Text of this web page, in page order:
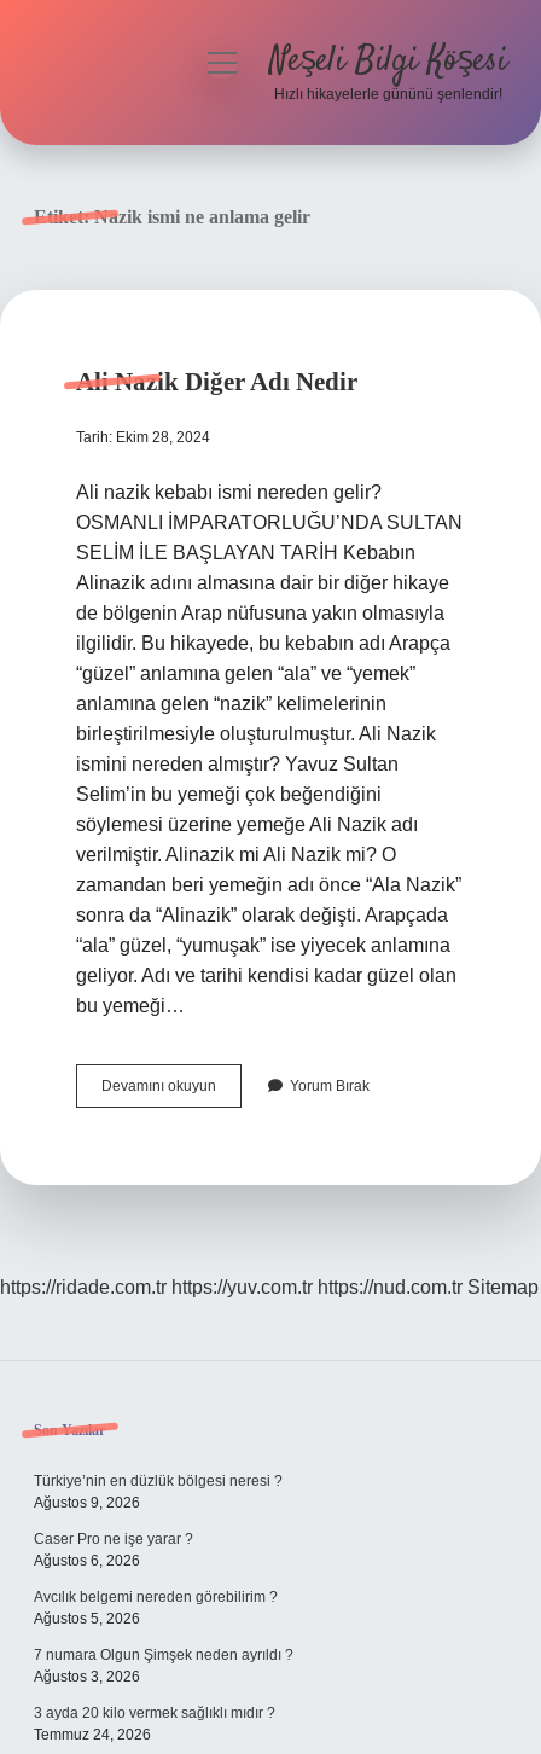
menüyüNeşeli Bilgi Köşesi
Hızlı hikayelerle gününü şenlendir!
Etiket:Nazik ismi ne anlama gelir
Ali Nazik Diğer Adı Nedir
Tarih: Ekim 28, 2024
Ali nazik kebabı ismi nereden gelir?
OSMANLI İMPARATORLUĞU’NDA SULTAN
SELİM İLE BAŞLAYAN TARİH Kebabın
Alinazik adını almasına dair bir diğer hikaye
de bölgenin Arap nüfusuna yakın olmasıyla
ilgilidir. Bu hikayede, bu kebabın adı Arapça
“güzel” anlamına gelen “ala” ve “yemek”
anlamına gelen “nazik” kelimelerinin
birleştirilmesiyle oluşturulmuştur. Ali Nazik
ismini nereden almıştır? Yavuz Sultan
Selim’in bu yemeği çok beğendiğini
söylemesi üzerine yemeğe Ali Nazik adı
verilmiştir. Alinazik mi Ali Nazik mi? O
zamandan beri yemeğin adı önce “Ala Nazik”
sonra da “Alinazik” olarak değişti. Arapçada
“ala” güzel, “yumuşak” ise yiyecek anlamına
geliyor. Adı ve tarihi kendisi kadar güzel olan
bu yemeği…
Devamını okuyun
Nazik
Yorum Bırak
https://ridade.com.tr https://yuv.com.tr https://nud.com.tr Sitemap
Sidebar
Son Yazılar
Türkiye’nin en düzlük bölgesi neresi ?
Ağustos 9, 2026
Caser Pro ne işe yarar ?
Ağustos 6, 2026
Avcılık belgemi nereden görebilirim ?
Ağustos 5, 2026
7 numara Olgun Şimşek neden ayrıldı ?
Ağustos 3, 2026
3 ayda 20 kilo vermek sağlıklı mıdır ?
Temmuz 24, 2026